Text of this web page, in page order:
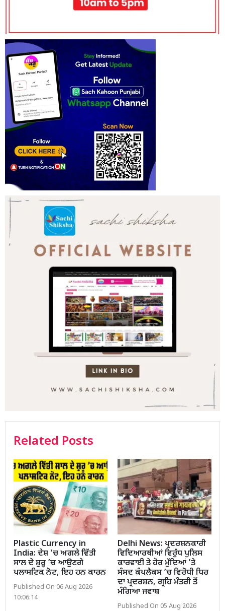
Related Posts
Plastic Currency in
India: ਦੇਸ਼ ’ਚ ਅਗਲੇ ਵਿੱਤੀ
ਸਾਲ ਦੇ ਸ਼ੁਰੂ ’ਚ ਆਉਣਗੇ
ਪਲਾਸਟਿਕ ਨੋਟ, ਇਹ ਹਨ ਕਾਰਨ
Published On 06 Aug 2026
10:06:14
Delhi News: ਪ੍ਰਦਰਸ਼ਨਕਾਰੀ
ਵਿਦਿਆਰਥੀਆਂ ਵਿਰੁੱਧ ਪੁਲਿਸ
ਕਾਰਵਾਈ ਤੇ ਹੋਰ ਮੁੱਦਿਆਂ 'ਤੇ
ਸੰਸਦ ਕੰਪਲੈਕਸ ’ਚ ਵਿਰੋਧੀ ਧਿਰ
ਦਾ ਪ੍ਰਦਰਸ਼ਨ, ਗ੍ਰਹਿ ਮੰਤਰੀ ਤੋਂ
ਮੰਗਿਆ ਜਵਾਬ
Published On 05 Aug 2026